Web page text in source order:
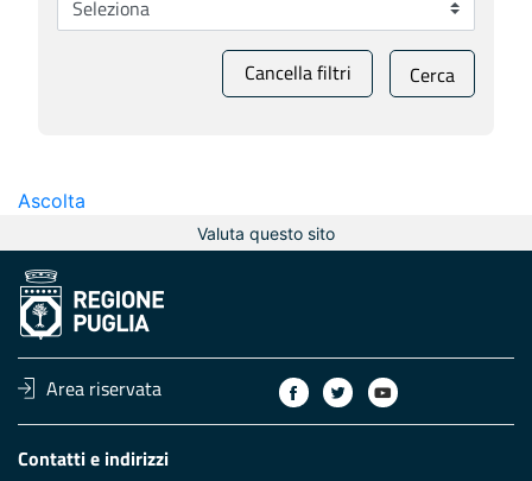
Cancella filtri Cerca
Ascolta
Valuta questo sito
Area riservata
Contatti e indirizzi